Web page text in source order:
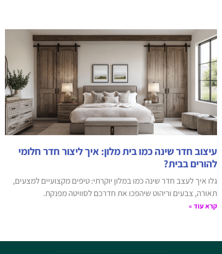
עיצוב חדר שינה כמו בית מלון: איך ליצור חדר חלומי
להורים בבית?
גלו איך לעצב חדר שינה כמו במלון יוקרתי: טיפים מקצועיים למצעים,
תאורה, צבעים וריהוט שיהפכו את חדרכם לסוויטה מפנקת.
קרא עוד »